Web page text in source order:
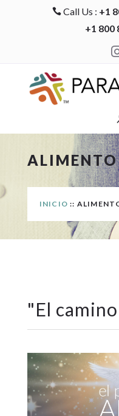
 Call Us : +1
+1 800
INICIO ::
"El